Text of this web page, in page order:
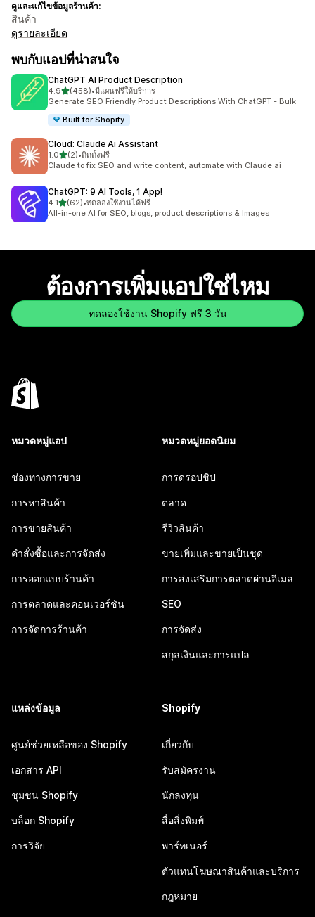
ดูและแก้ไขข้อมูลร้านค้า:
สินค้า
ดูรายละเอียด
พบกับแอปที่น่าสนใจ
ChatGPT AI Product Description
4.9เต็ม 5 ดาว
(458)
ทั้งหมด 458 รีวิว
•มีแผนฟรีให้บริการ
Generate SEO Friendly Product Descriptions With ChatGPT - Bulk
Built for Shopify
Cloud: Claude Ai Assistant
1.0เต็ม 5 ดาว
(2)
ทั้งหมด 2 รีวิว
•ติดตั้งฟรี
Claude to fix SEO and write content, automate with Claude ai
ChatGPT: 9 AI Tools, 1 App!
4.1เต็ม 5 ดาว
(62)
ทั้งหมด 62 รีวิว
•ทดลองใช้งานได้ฟรี
All-in-one AI for SEO, blogs, product descriptions & Images
ต้องการเพิ่มแอปใช่ไหม
ทดลองใช้งาน Shopify ฟรี 3 วัน
หมวดหมู่แอป
ช่องทางการขาย
การหาสินค้า
การขายสินค้า
คำสั่งซื้อและการจัดส่ง
การออกแบบร้านค้า
การตลาดและคอนเวอร์ชัน
การจัดการร้านค้า
หมวดหมู่ยอดนิยม
การดรอปชิป
ตลาด
รีวิวสินค้า
ขายเพิ่มและขายเป็นชุด
การส่งเสริมการตลาดผ่านอีเมล
SEO
การจัดส่ง
สกุลเงินและการแปล
แหล่งข้อมูล
ศูนย์ช่วยเหลือของ Shopify
เอกสาร API
ชุมชน Shopify
บล็อก Shopify
การวิจัย
Shopify
เกี่ยวกับ
รับสมัครงาน
นักลงทุน
สื่อสิ่งพิมพ์
พาร์ทเนอร์
ตัวแทนโฆษณาสินค้าและบริการ
กฎหมาย